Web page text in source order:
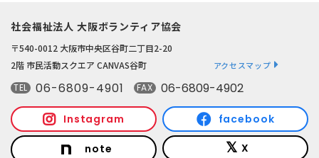
社会福祉法人 大阪ボランティア協会
〒540-0012 大阪市中央区谷町二丁目2-20
2階 市民活動スクエア CANVAS谷町
アクセスマップ
TEL 06-6809-4901 FAX 06-6809-4902
Instagram facebook
note X